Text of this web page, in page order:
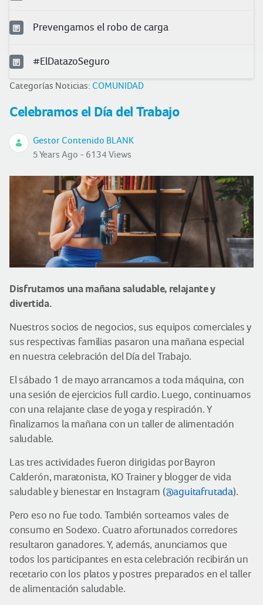
Prevengamos el robo de carga
#ElDatazoSeguro
Categorías Noticias: COMUNIDAD
Celebramos el Día del Trabajo
Gestor Contenido BLANK
5 Years Ago - 6134 Views
Disfrutamos una mañana saludable, relajante y
divertida.
Nuestros socios de negocios, sus equipos comerciales y
sus respectivas familias pasaron una mañana especial
en nuestra celebración del Día del Trabajo.
El sábado 1 de mayo arrancamos a toda máquina, con
una sesión de ejercicios full cardio. Luego, continuamos
con una relajante clase de yoga y respiración. Y
finalizamos la mañana con un taller de alimentación
saludable.
Las tres actividades fueron dirigidas por Bayron
Calderón, maratonista, KO Trainer y blogger de vida
saludable y bienestar en Instagram (@aguitafrutada).
Pero eso no fue todo. También sorteamos vales de
consumo en Sodexo. Cuatro afortunados corredores
resultaron ganadores. Y, además, anunciamos que
todos los participantes en esta celebración recibirán un
recetario con los platos y postres preparados en el taller
de alimentación saludable.